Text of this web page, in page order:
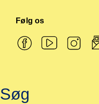
Følg os
Søg